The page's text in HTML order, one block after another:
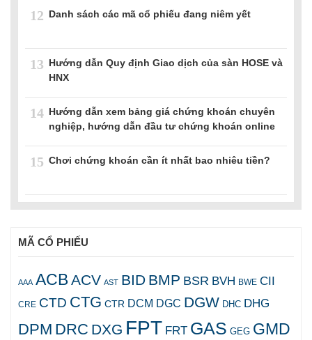
12 Danh sách các mã cổ phiếu đang niêm yết
13 Hướng dẫn Quy định Giao dịch của sàn HOSE và
HNX
14 Hướng dẫn xem bảng giá chứng khoán chuyên
nghiệp, hướng dẫn đầu tư chứng khoán online
15 Chơi chứng khoán cần ít nhất bao nhiêu tiền?
MÃ CỔ PHIẾU
AAA ACBACV AST BID BMP BSR BVH BWE CII
CRE CTD CTG CTR DCM DGC DGW DHC DHG
DPM DRC DXG FPT FRT GAS GEG GMD